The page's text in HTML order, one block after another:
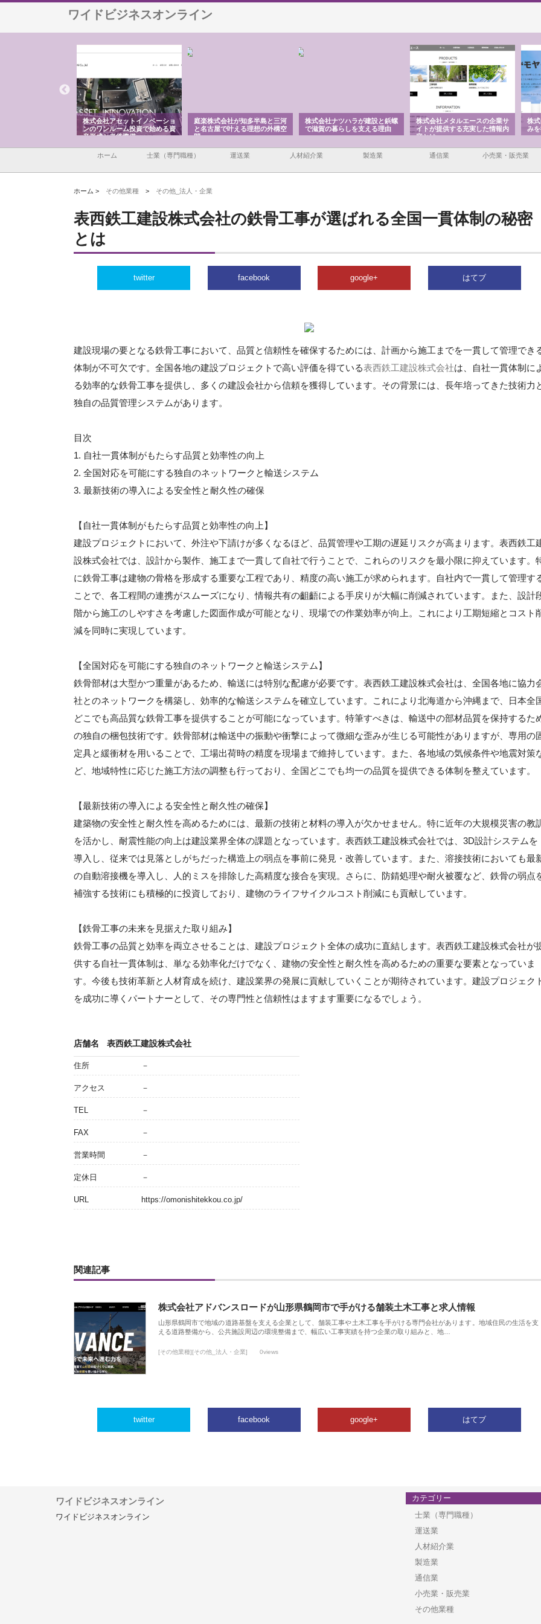
ワイドビジネスオンライン
株式会社アセットイノベーショ
ンのワンルーム投資で始める資
産形成と老後準備
庭楽株式会社が知多半島と三河
と名古屋で叶える理想の外構空
間
株式会社ナツハラが建設と鋲螺
で滋賀の暮らしを支える理由
株式会社メタルエースの企業サ
イトが提供する充実した情報内
容とは
株
み
ホーム 士業（専門職種） 運送業 人材紹介業 製造業 通信業 小売業・販売業
ホーム > その他業種 > その他_法人・企業
表西鉄工建設株式会社の鉄骨工事が選ばれる全国一貫体制の秘密
とは
twitter facebook google+ はてブ
建設現場の要となる鉄骨工事において、品質と信頼性を確保するためには、計画から施工までを一貫して管理でき
体制が不可欠です。全国各地の建設プロジェクトで高い評価を得ている表西鉄工建設株式会社は、自社一貫体制に
る効率的な鉄骨工事を提供し、多くの建設会社から信頼を獲得しています。その背景には、長年培ってきた技術力
独自の品質管理システムがあります。
目次
1. 自社一貫体制がもたらす品質と効率性の向上
2. 全国対応を可能にする独自のネットワークと輸送システム
3. 最新技術の導入による安全性と耐久性の確保
【自社一貫体制がもたらす品質と効率性の向上】
建設プロジェクトにおいて、外注や下請けが多くなるほど、品質管理や工期の遅延リスクが高まります。表西鉄工
設株式会社では、設計から製作、施工まで一貫して自社で行うことで、これらのリスクを最小限に抑えています。
に鉄骨工事は建物の骨格を形成する重要な工程であり、精度の高い施工が求められます。自社内で一貫して管理す
ことで、各工程間の連携がスムーズになり、情報共有の齟齬による手戻りが大幅に削減されています。また、設計
階から施工のしやすさを考慮した図面作成が可能となり、現場での作業効率が向上。これにより工期短縮とコスト
減を同時に実現しています。
【全国対応を可能にする独自のネットワークと輸送システム】
鉄骨部材は大型かつ重量があるため、輸送には特別な配慮が必要です。表西鉄工建設株式会社は、全国各地に協力
社とのネットワークを構築し、効率的な輸送システムを確立しています。これにより北海道から沖縄まで、日本全
どこでも高品質な鉄骨工事を提供することが可能になっています。特筆すべきは、輸送中の部材品質を保持するた
の独自の梱包技術です。鉄骨部材は輸送中の振動や衝撃によって微細な歪みが生じる可能性がありますが、専用の
定具と緩衝材を用いることで、工場出荷時の精度を現場まで維持しています。また、各地域の気候条件や地震対策
ど、地域特性に応じた施工方法の調整も行っており、全国どこでも均一の品質を提供できる体制を整えています。
【最新技術の導入による安全性と耐久性の確保】
建築物の安全性と耐久性を高めるためには、最新の技術と材料の導入が欠かせません。特に近年の大規模災害の教
を活かし、耐震性能の向上は建設業界全体の課題となっています。表西鉄工建設株式会社では、3D設計システムを
導入し、従来では見落としがちだった構造上の弱点を事前に発見・改善しています。また、溶接技術においても最
の自動溶接機を導入し、人的ミスを排除した高精度な接合を実現。さらに、防錆処理や耐火被覆など、鉄骨の弱点
補強する技術にも積極的に投資しており、建物のライフサイクルコスト削減にも貢献しています。
【鉄骨工事の未来を見据えた取り組み】
鉄骨工事の品質と効率を両立させることは、建設プロジェクト全体の成功に直結します。表西鉄工建設株式会社が
供する自社一貫体制は、単なる効率化だけでなく、建物の安全性と耐久性を高めるための重要な要素となっていま
す。今後も技術革新と人材育成を続け、建設業界の発展に貢献していくことが期待されています。建設プロジェク
を成功に導くパートナーとして、その専門性と信頼性はますます重要になるでしょう。
店舗名 表西鉄工建設株式会社
住所 －
アクセス －
TEL －
FAX －
営業時間 －
定休日 －
URL https://omonishitekkou.co.jp/
関連記事
株式会社アドバンスロードが山形県鶴岡市で手がける舗装土木工事と求人情報
山形県鶴岡市で地域の道路基盤を支える企業として、舗装工事や土木工事を手がける専門会社があります。地域住民の生活を支
える道路整備から、公共施設周辺の環境整備まで、幅広い工事実績を持つ企業の取り組みと、地…
[その他業種][その他_法人・企業] 0views
twitter facebook google+ はてブ
ワイドビジネスオンライン
ワイドビジネスオンライン
カテゴリー
士業（専門職種）
運送業
人材紹介業
製造業
通信業
小売業・販売業
その他業種